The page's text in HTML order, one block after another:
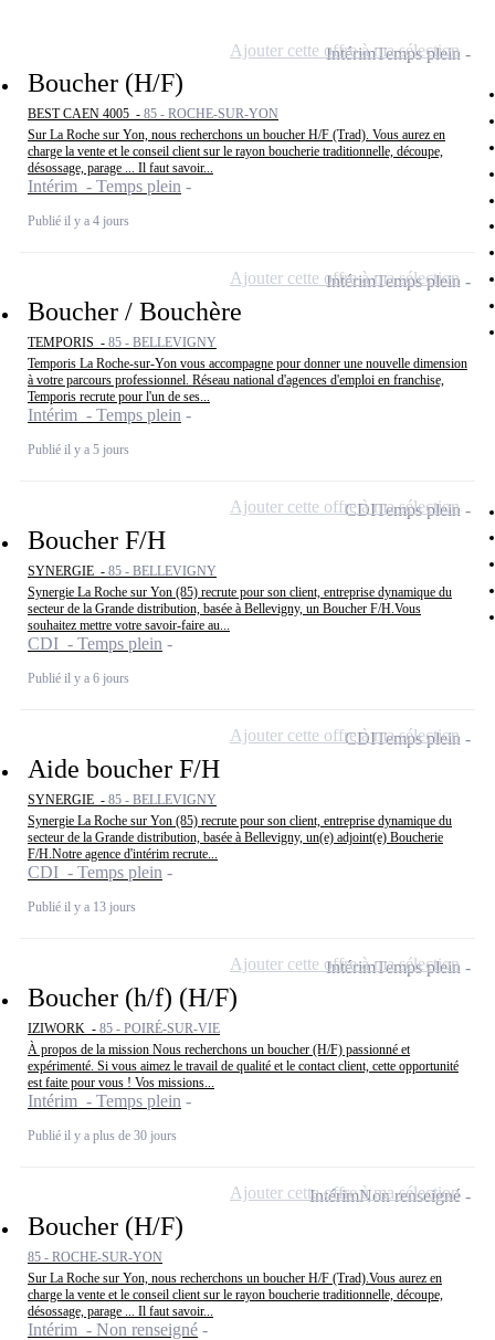
Boucher (H/F)
BEST CAEN 4005 - 85 - ROCHE-SUR-YON
Sur La Roche sur Yon, nous recherchons un boucher H/F (Trad). Vous aurez en
charge la vente et le conseil client sur le rayon boucherie traditionnelle, découpe,
désossage, parage ... Il faut savoir...
Intérim - Temps plein
Publié il y a 4 jours
IntérimTemps plein
Ajouter cette offre à ma sélection
Boucher / Bouchère
TEMPORIS - 85 - BELLEVIGNY
Temporis La Roche-sur-Yon vous accompagne pour donner une nouvelle dimension
à votre parcours professionnel. Réseau national d'agences d'emploi en franchise,
Temporis recrute pour l'un de ses...
Intérim - Temps plein
Publié il y a 5 jours
IntérimTemps plein
Ajouter cette offre à ma sélection
Boucher F/H
SYNERGIE - 85 - BELLEVIGNY
Synergie La Roche sur Yon (85) recrute pour son client, entreprise dynamique du
secteur de la Grande distribution, basée à Bellevigny, un Boucher F/H.Vous
souhaitez mettre votre savoir-faire au...
CDI - Temps plein
Publié il y a 6 jours
CDITemps plein
Ajouter cette offre à ma sélection
Aide boucher F/H
SYNERGIE - 85 - BELLEVIGNY
Synergie La Roche sur Yon (85) recrute pour son client, entreprise dynamique du
secteur de la Grande distribution, basée à Bellevigny, un(e) adjoint(e) Boucherie
F/H.Notre agence d'intérim recrute...
CDI - Temps plein
Publié il y a 13 jours
CDITemps plein
Ajouter cette offre à ma sélection
Boucher (h/f) (H/F)
IZIWORK - 85 - POIRÉ-SUR-VIE
À propos de la mission Nous recherchons un boucher (H/F) passionné et
expérimenté. Si vous aimez le travail de qualité et le contact client, cette opportunité
est faite pour vous ! Vos missions...
Intérim - Temps plein
Publié il y a plus de 30 jours
IntérimTemps plein
Ajouter cette offre à ma sélection
Boucher (H/F)
85 - ROCHE-SUR-YON
Sur La Roche sur Yon, nous recherchons un boucher H/F (Trad).Vous aurez en
charge la vente et le conseil client sur le rayon boucherie traditionnelle, découpe,
désossage, parage ... Il faut savoir...
Intérim - Non renseigné
IntérimNon renseigné
Ajouter cette offre à ma sélection